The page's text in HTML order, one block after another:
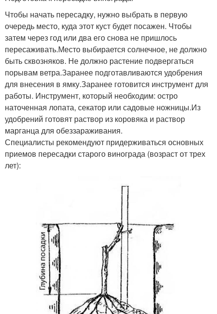
Чтобы начать пересадку, нужно выбрать в первую
очередь место, куда этот куст будет посажен. Чтобы
затем через год или два его снова не пришлось
пересаживать.Место выбирается солнечное, не должно
быть сквозняков. Не должно растение подвергаться
порывам ветра.Заранее подготавливаются удобрения
для внесения в ямку.Заранее готовится инструмент для
работы. Инструмент, который необходим: остро
наточенная лопата, секатор или садовые ножницы.Из
удобрений готовят раствор из коровяка и раствор
марганца для обеззараживания.
Специалисты рекомендуют придерживаться основных
приемов пересадки старого винограда (возраст от трех
лет):